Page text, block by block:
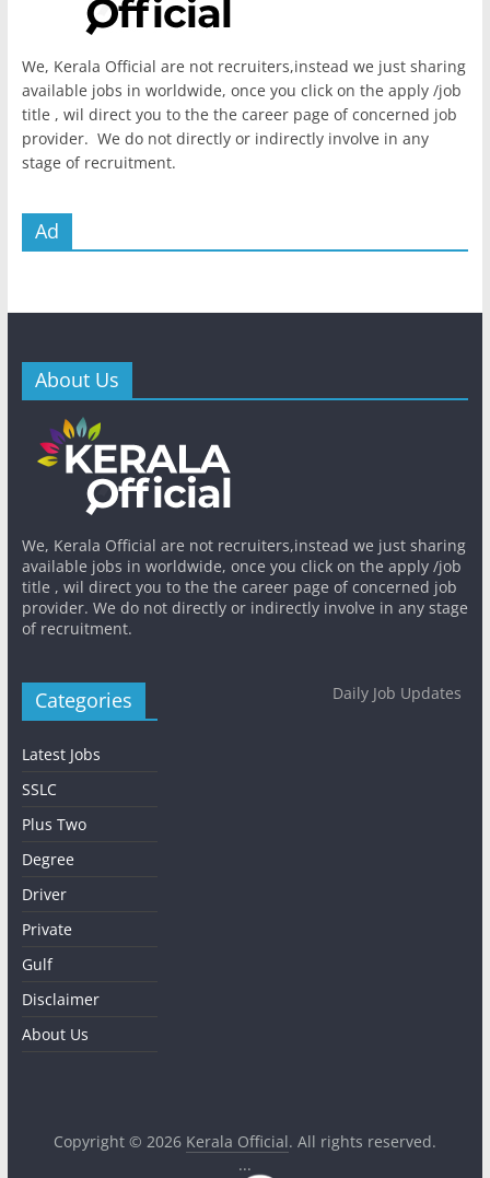
We, Kerala Official are not recruiters,instead we just sharing
available jobs in worldwide, once you click on the apply /job
title , wil direct you to the the career page of concerned job
provider. We do not directly or indirectly involve in any
stage of recruitment.
Ad
About Us
We, Kerala Official are not recruiters,instead we just sharing
available jobs in worldwide, once you click on the apply /job
title , wil direct you to the the career page of concerned job
provider. We do not directly or indirectly involve in any stage
of recruitment.
Categories
Latest Jobs
SSLC
Plus Two
Degree
Driver
Private
Gulf
Disclaimer
About Us
Daily Job Updates
Copyright © 2026 Kerala Official. All rights reserved.
...